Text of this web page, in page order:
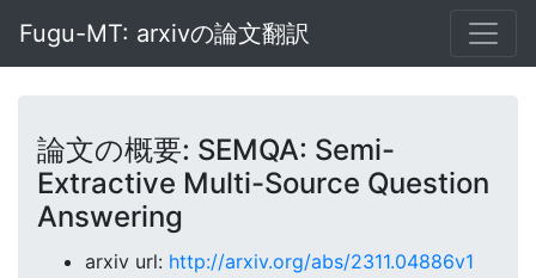
Fugu-MT: arxivの論文翻訳
論文の概要: SEMQA: Semi-
Extractive Multi-Source Question
Answering
arxiv url: http://arxiv.org/abs/2311.04886v1